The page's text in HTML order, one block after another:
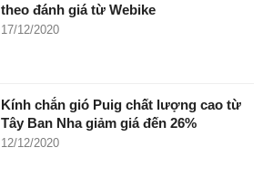
theo đánh giá từ Webike
17/12/2020
Kính chắn gió Puig chất lượng cao từ
Tây Ban Nha giảm giá đến 26%
12/12/2020